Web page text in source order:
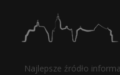
Najlepsze źródło